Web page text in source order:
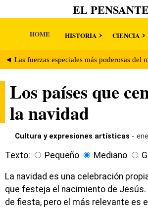
EL
HOME HISTORIA CIENCIA
◄ Las fuerzas especiales más poderosas del
Los países que
la navidad
Cultura y expresiones artísticas -
Texto: Pequeño Mediano
La navidad es una celebración
que festeja el nacimiento de Jesús.
de fiesta, pero el más relevante es